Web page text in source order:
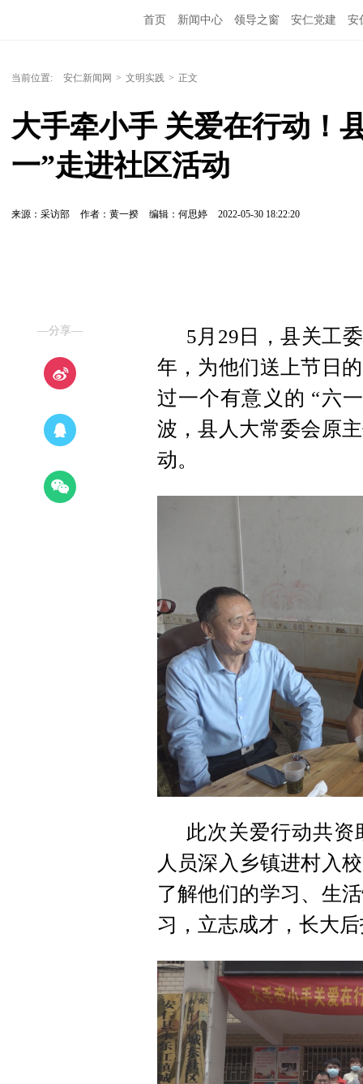
首页 新闻中心 领导之窗 安仁党建 安
当前位置: 安仁新闻网 > 文明实践 > 正文
大手牵小手 关爱在行动！
一”走进社区活动
来源：采访部 作者：黄一揆 编辑：何思婷 2022-05-30 18:22:20
—分享—
5月29日，县关工
年，为他们送上节日
过一个有意义的 “六
波，县人大常委会原
动。
此次关爱行动共资
人员深入乡镇进村入
了解他们的学习、生
习，立志成才，长大